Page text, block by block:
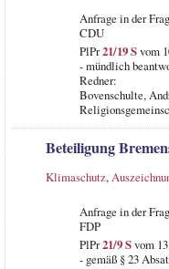
Anfrage in der
CDU
PlPr21/19 Svom
- mündlich
Redner:
Bovenschulte,
Beteiligung
Klimaschutz,
Anfrage in der
FDP
PlPr21/9 Svom
- gemäß § 23